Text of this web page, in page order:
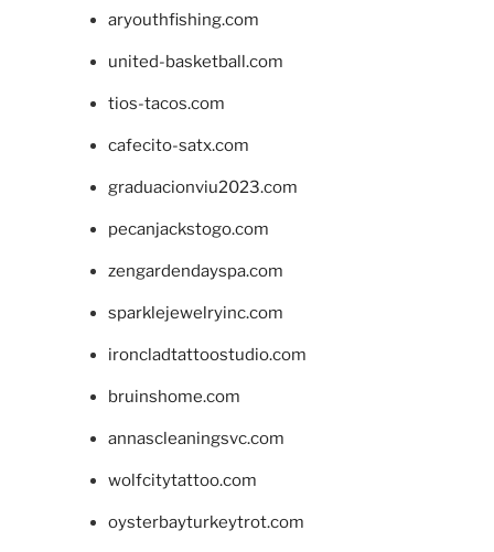
aryouthfishing.com
united-basketball.com
tios-tacos.com
cafecito-satx.com
graduacionviu2023.com
pecanjackstogo.com
zengardendayspa.com
sparklejewelryinc.com
ironcladtattoostudio.com
bruinshome.com
annascleaningsvc.com
wolfcitytattoo.com
oysterbayturkeytrot.com